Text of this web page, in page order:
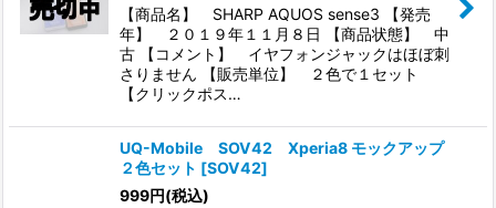
【商品名】 SHARP AQUOS sense3 【発売
年】 ２０１９年１１月８日 【商品状態】 中
古 【コメント】 イヤフォンジャックはほぼ刺
さりません 【販売単位】 ２色で１セット
【クリックポス…
UQ-Mobile SOV42 Xperia8 モックアップ
２色セット [SOV42]
999円(税込)